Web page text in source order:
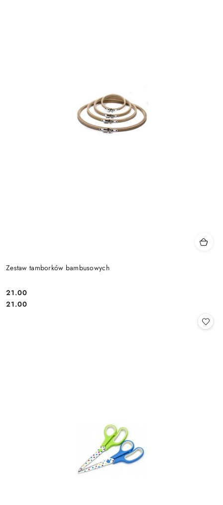
Zestaw tamborków bambusowych
Cena:
21.00
Cena:
21.00